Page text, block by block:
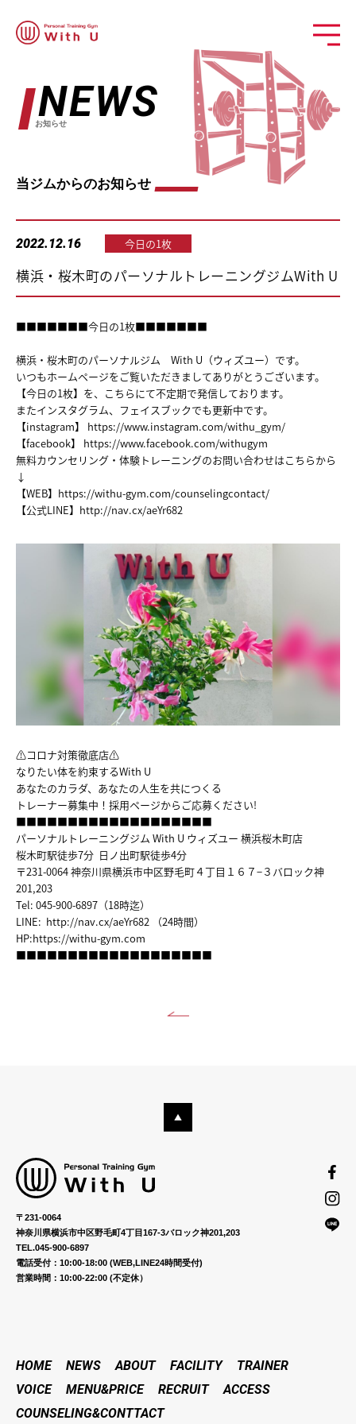
HOME
ABOUT
FACILITY
TRAINER
VOICE
MENU&PRICE
RECRUIT
ACCESS
COUNSELING&CONTTACT
NEWS
お知らせ
当ジムからのお知らせ
2022.12.16 今日の1枚
横浜・桜木町のパーソナルトレーニングジムWith U
■■■■■■■今日の1枚■■■■■■■
横浜・桜木町のパーソナルジム With U（ウィズユー）です。
いつもホームページをご覧いただきましてありがとうございます。
【今日の1枚】を、こちらにて不定期で発信しております。
またインスタグラム、フェイスブックでも更新中です。
【instagram】 https://www.instagram.com/withu_gym/
【facebook】 https://www.facebook.com/withugym
無料カウンセリング・体験トレーニングのお問い合わせはこちらから
↓
【WEB】 https://withu-gym.com/counselingcontact/
【公式LINE】 http://nav.cx/aeYr682
⚠コロナ対策徹底店⚠
なりたい体を約束するWith U
あなたのカラダ、あなたの人生を共につくる
トレーナー募集中！採用ページからご応募ください!
■■■■■■■■■■■■■■■■■■■
パーソナルトレーニングジム With U ウィズユー 横浜桜木町店
桜木町駅徒歩7分 日ノ出町駅徒歩4分
〒231-0064 神奈川県横浜市中区野毛町４丁目１６７−３バロック神
201,203
Tel: 045-900-6897（18時迄）
LINE: http://nav.cx/aeYr682 （24時間）
HP:https://withu-gym.com
■■■■■■■■■■■■■■■■■■■
〒231-0064
神奈川県横浜市中区野毛町4丁目167-3バロック神201,203
TEL.045-900-6897
電話受付：10:00-18:00 (WEB,LINE24時間受付)
営業時間：10:00-22:00 (不定休）
HOME NEWS ABOUT FACILITY
TRAINER
VOICE
MENU&PRICE RECRUIT
ACCESS
COUNSELING&CONTTACT